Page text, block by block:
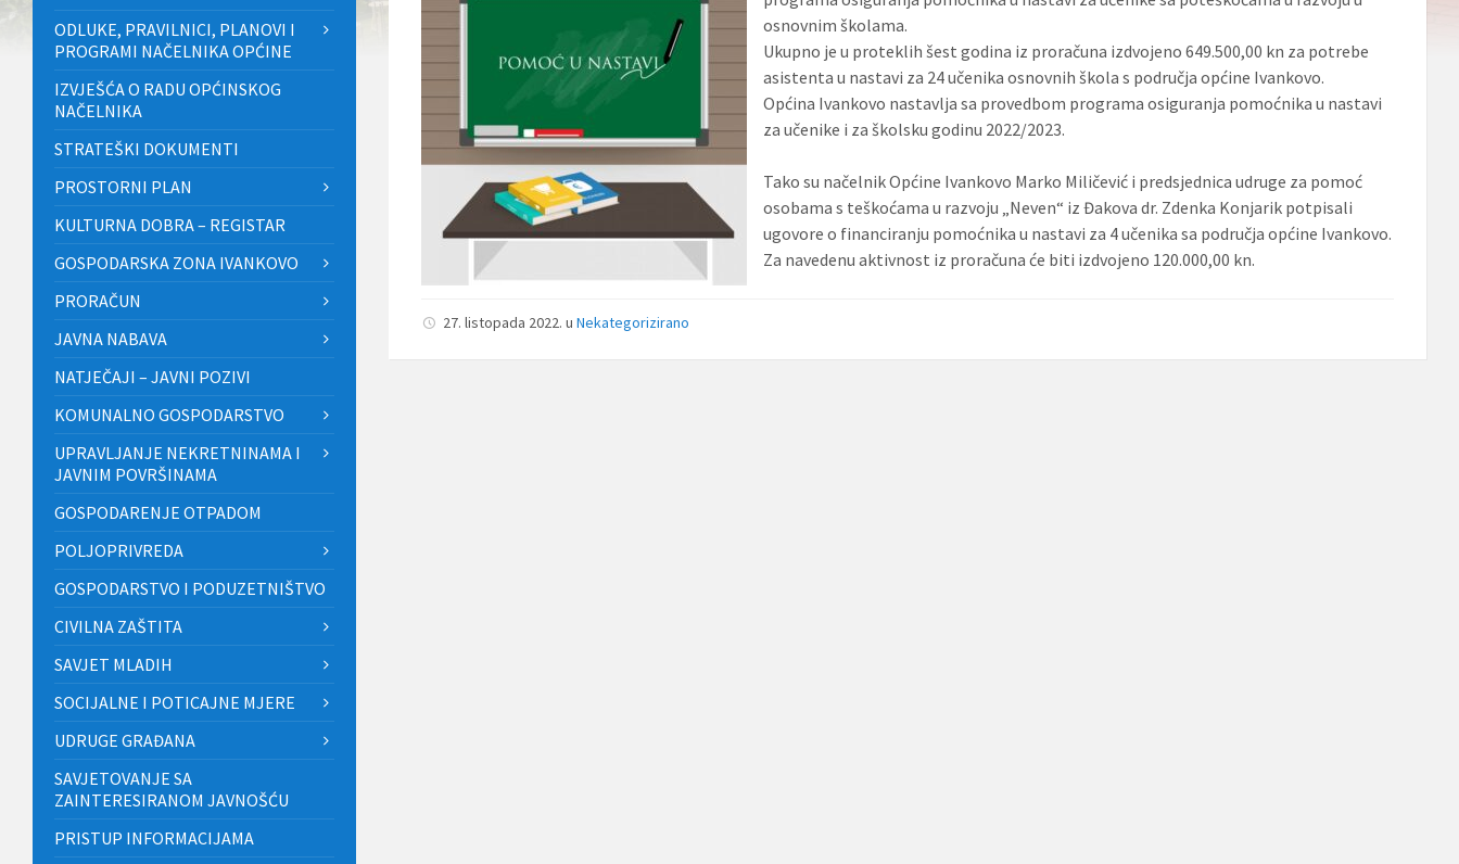
osnovnim školama.
Ukupno je u proteklih šest godina iz proračuna izdvojeno 649.500,00 kn za potrebe
asistenta u nastavi za 24 učenika osnovnih škola s područja općine Ivankovo.
Općina Ivankovo nastavlja sa provedbom programa osiguranja pomoćnika u nastavi
za učenike i za školsku godinu 2022/2023.
Tako su načelnik Općine Ivankovo Marko Miličević i predsjednica udruge za pomoć
osobama s teškoćama u razvoju „Neven“ iz Đakova dr. Zdenka Konjarik potpisali
ugovore o financiranju pomoćnika u nastavi za 4 učenika sa područja općine Ivankovo.
Za navedenu aktivnost iz proračuna će biti izdvojeno 120.000,00 kn.
27. listopada 2022.uNekategorizirano
ODLUKE, PRAVILNICI, PLANOVI I
PROGRAMI NAČELNIKA OPĆINE
IZVJEŠĆA O RADU OPĆINSKOG
NAČELNIKA
STRATEŠKI DOKUMENTI
PROSTORNI PLAN
KULTURNA DOBRA – REGISTAR
GOSPODARSKA ZONA IVANKOVO
PRORAČUN
JAVNA NABAVA
NATJEČAJI – JAVNI POZIVI
KOMUNALNO GOSPODARSTVO
UPRAVLJANJE NEKRETNINAMA I
JAVNIM POVRŠINAMA
GOSPODARENJE OTPADOM
POLJOPRIVREDA
GOSPODARSTVO I PODUZETNIŠTVO
CIVILNA ZAŠTITA
SAVJET MLADIH
SOCIJALNE I POTICAJNE MJERE
UDRUGE GRAĐANA
SAVJETOVANJE SA
ZAINTERESIRANOM JAVNOŠĆU
PRISTUP INFORMACIJAMA